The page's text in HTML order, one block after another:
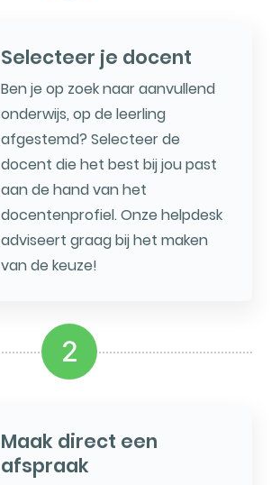
Selecteer je docent
Ben je op zoek naar aanvullend
onderwijs, op de leerling
afgestemd? Selecteer de
docent die het best bij jou past
aan de hand van het
docentenprofiel. Onze helpdesk
adviseert graag bij het maken
van de keuze!
2
Maak direct een
afspraak